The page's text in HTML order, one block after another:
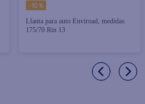
-10 %
Llanta para auto Enviroad, medidas:
175/70 Rin 13